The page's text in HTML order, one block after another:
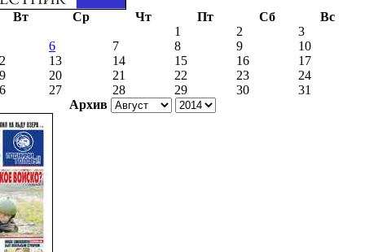
Вт Ср Чт Пт Сб
Вс
1
2
3
6
7 8 9
10
13 14 15 16
17
20 21 22 23
24
27 28 29 30
31
Архив